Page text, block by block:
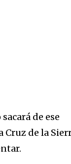
de ese
Cruz de la